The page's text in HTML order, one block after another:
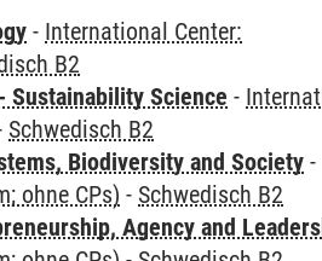
- International Center:
B2
Sustainability Science -
Schwedisch B2
Biodiversity and Society -
ohne CPs) - Schwedisch B2
Agency and